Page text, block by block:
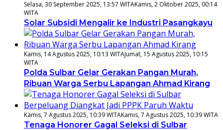
Selasa, 30 September 2025, 13:57 WITAKamis, 2 Oktober 2025, 00:14
WITA
Solar Subsidi Mengalir ke Industri Pasangkayu
Kamis, 14 Agustus 2025, 10:13 WITAJumat, 15 Agustus 2025, 10:15
WITA
Polda Sulbar Gelar Gerakan Pangan Murah,
Ribuan Warga Serbu Lapangan Ahmad Kirang
Kamis, 7 Agustus 2025, 10:39 WITAKamis, 7 Agustus 2025, 10:39 WITA
Tenaga Honorer Gagal Seleksi di Sulbar